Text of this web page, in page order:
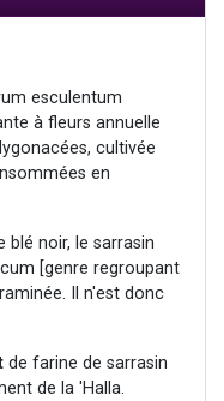
esculentum
à fleurs annuelle
cultivée
en
blé noir, le sarrasin
[genre regroupant
Il n'est donc
de farine de sarrasin
de la 'Halla.